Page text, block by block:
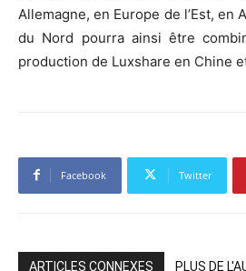
Allemagne, en Europe de l’Est, en
du Nord pourra ainsi être
production de Luxshare en Chine
Facebook Twitter
ARTICLES CONNEXES PLUS DE